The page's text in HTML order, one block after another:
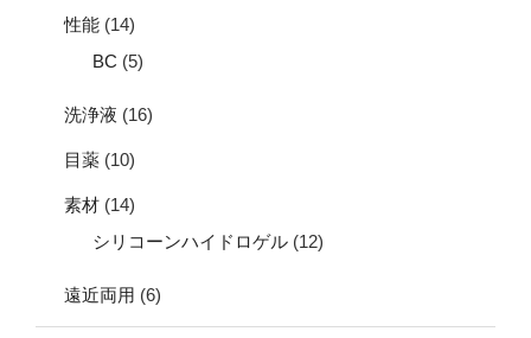
性能 (14)
BC (5)
洗浄液 (16)
目薬 (10)
素材 (14)
シリコーンハイドロゲル (12)
遠近両用 (6)